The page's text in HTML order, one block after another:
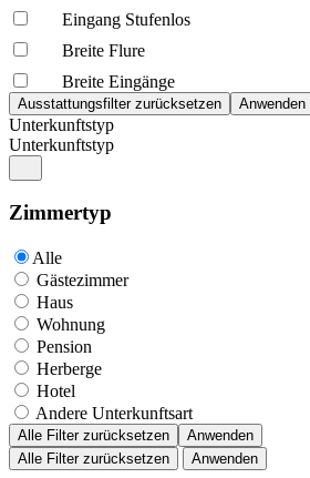
Eingang Stufenlos
Breite Flure
Breite Eingänge
Unterkunftstyp
Unterkunftstyp
Zimmertyp
Alle
Gästezimmer
Haus
Wohnung
Pension
Herberge
Hotel
Andere Unterkunftsart
Alle Filter zurücksetzen
Anwenden
Alle Filter zurücksetzen
Anwenden